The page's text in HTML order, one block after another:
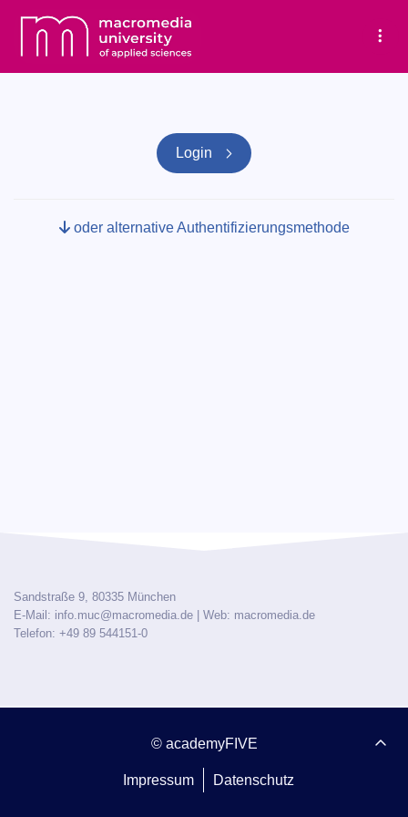
Login
oder alternative Authentifizierungsmethode
Sandstraße 9, 80335 München
E-Mail: info.muc@macromedia.de | Web: macromedia.de
Telefon: +49 89 544151-0
© academyFIVE
Impressum Datenschutz